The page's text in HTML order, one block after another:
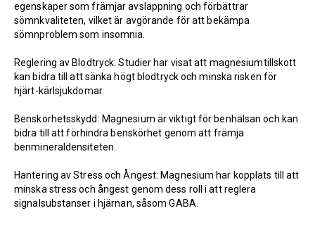
egenskaper som främjar avslappning och förbättrar
sömnkvaliteten, vilket är avgörande för att bekämpa
sömnproblem som insomnia.
Reglering av Blodtryck: Studier har visat att magnesiumtillskott
kan bidra till att sänka högt blodtryck och minska risken för
hjärt-kärlsjukdomar.
Benskörhetsskydd: Magnesium är viktigt för benhälsan och kan
bidra till att förhindra benskörhet genom att främja
benmineraldensiteten.
Hantering av Stress och Ångest: Magnesium har kopplats till att
minska stress och ångest genom dess roll i att reglera
signalsubstanser i hjärnan, såsom GABA.